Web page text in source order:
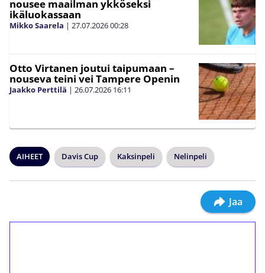
nousee maailman ykköseksi
ikäluokassaan
Mikko Saarela | 27.07.202600:28
Otto Virtanen joutui taipumaan –
nouseva teini vei Tampere Openin
Jaakko Perttilä | 26.07.2026 16:11
AIHEET Davis Cup Kaksinpeli Nelinpeli
Jaa